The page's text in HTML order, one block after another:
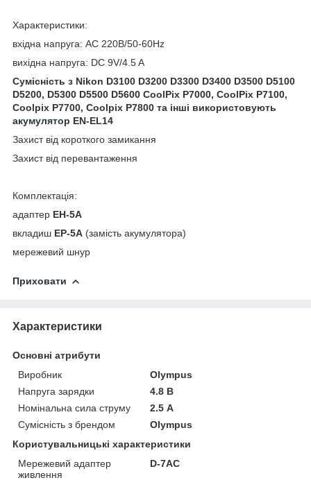
Характеристики:
вхідна напруга: AC 220В/50-60Hz
вихідна напруга: DC 9V/4.5 A
Сумісність з Nikon D3100 D3200 D3300 D3400 D3500 D5100
D5200, D5300 D5500 D5600 CoolPix P7000, CoolPix P7100,
Coolpix P7700, Coolpix P7800 та інші використовують
акумулятор EN-EL14
Захист від короткого замикання
Захист від перевантаження
Комплектація:
адаптер EH-5A
вкладиш EP-5A (замість акумулятора)
мережевий шнур
Приховати
Характеристики
Основні атрибути
Виробник
Olympus
Напруга зарядки
4.8 В
Номінальна сила струму
2.5 А
Сумісність з брендом
Olympus
Користувальницькі характеристики
Мережевий адаптер
живлення
D-7AC